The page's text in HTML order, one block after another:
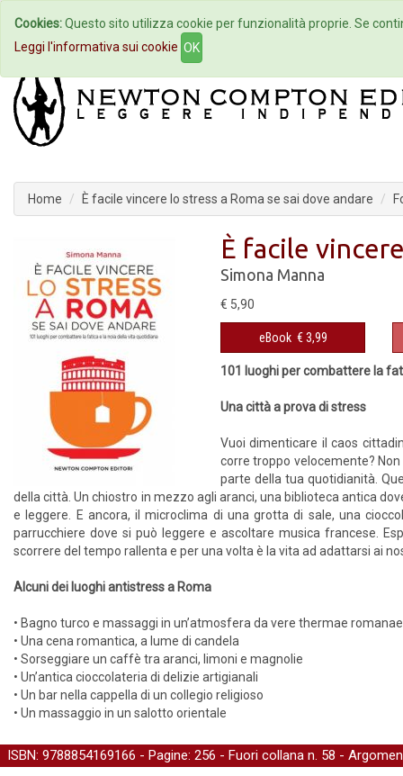
Home Autori Eventi
Home È facile vincere lo stress a Roma se sai dove andare
È facile
Simona Manna
€ 5,90
eBook € 3,99
101 luoghi per combattere la
Una città a prova di stress
Vuoi dimenticare il caos
corre troppo velocemente?
parte della tua quotidianità.
della città. Un chiostro in mezzo agli aranci, una biblioteca antica
e leggere. E ancora, il microclima di una grotta di sale, una
parrucchiere dove si può leggere e ascoltare musica francese.
scorrere del tempo rallenta e per una volta è la vita ad adattarsi ai
Alcuni dei luoghi antistress a Roma
• Bagno turco e massaggi in un’atmosfera da vere thermae romanae
• Una cena romantica, a lume di candela
• Sorseggiare un caffè tra aranci, limoni e magnolie
• Un’antica cioccolateria di delizie artigianali
• Un bar nella cappella di un collegio religioso
• Un massaggio in un salotto orientale
ISBN: 9788854169166 - Pagine: 256 - Fuori collana n. 58 -
Cookies:Questo sito utilizza cookie per funzionalità proprie. Se
Leggi l'informativa sui cookie OK